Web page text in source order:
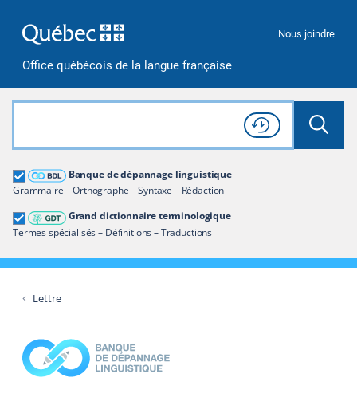
Office québécois de la langue française
Nous joindre
Rechercher dans tout le site
Lancer
Consulter l'
Historique
de recherche
Banque de dépannage linguistique
Grammaire – Orthographe – Syntaxe – Rédaction
Grand dictionnaire terminologique
Termes spécialisés – Définitions – Traductions
Grand dictionnaire terminologique
Restreindre aux termes
Lettre